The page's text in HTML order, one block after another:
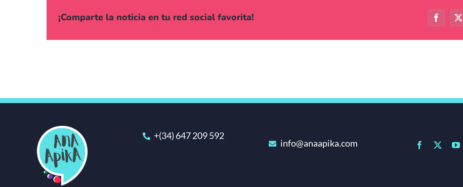
¡Comparte la noticia en tu red social favorita! Facebook
X
+(34) 647 209 592
info@anaapika.com